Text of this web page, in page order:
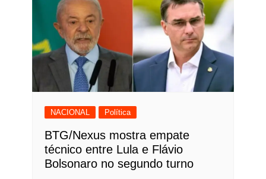
NACIONAL Política
BTG/Nexus mostra empate
técnico entre Lula e Flávio
Bolsonaro no segundo turno